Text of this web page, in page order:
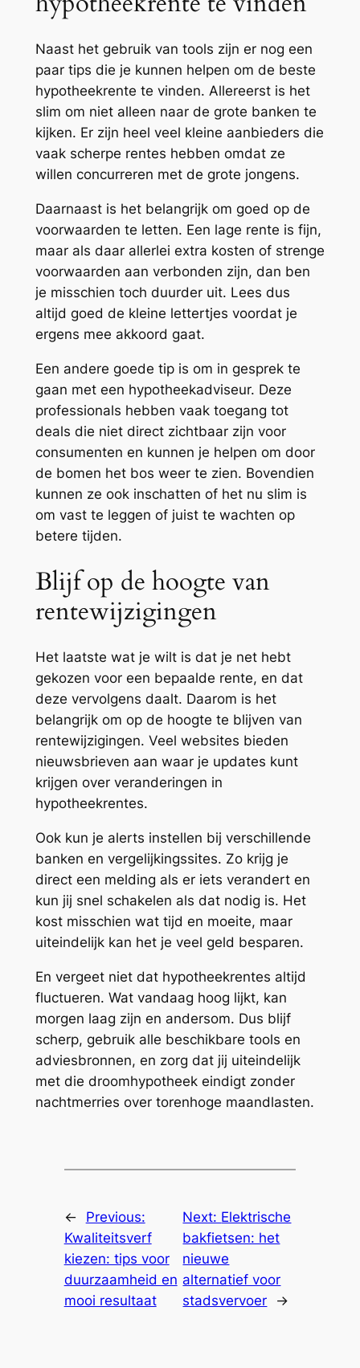
Naast het gebruik van tools zijn er nog een
paar tips die je kunnen helpen om de beste
hypotheekrente te vinden. Allereerst is het
slim om niet alleen naar de grote banken te
kijken. Er zijn heel veel kleine aanbieders die
vaak scherpe rentes hebben omdat ze
willen concurreren met de grote jongens.
Daarnaast is het belangrijk om goed op de
voorwaarden te letten. Een lage rente is fijn,
maar als daar allerlei extra kosten of strenge
voorwaarden aan verbonden zijn, dan ben
je misschien toch duurder uit. Lees dus
altijd goed de kleine lettertjes voordat je
ergens mee akkoord gaat.
Een andere goede tip is om in gesprek te
gaan met een hypotheekadviseur. Deze
professionals hebben vaak toegang tot
deals die niet direct zichtbaar zijn voor
consumenten en kunnen je helpen om door
de bomen het bos weer te zien. Bovendien
kunnen ze ook inschatten of het nu slim is
om vast te leggen of juist te wachten op
betere tijden.
Blijf op de hoogte van
rentewijzigingen
Het laatste wat je wilt is dat je net hebt
gekozen voor een bepaalde rente, en dat
deze vervolgens daalt. Daarom is het
belangrijk om op de hoogte te blijven van
rentewijzigingen. Veel websites bieden
nieuwsbrieven aan waar je updates kunt
krijgen over veranderingen in
hypotheekrentes.
Ook kun je alerts instellen bij verschillende
banken en vergelijkingssites. Zo krijg je
direct een melding als er iets verandert en
kun jij snel schakelen als dat nodig is. Het
kost misschien wat tijd en moeite, maar
uiteindelijk kan het je veel geld besparen.
En vergeet niet dat hypotheekrentes altijd
fluctueren. Wat vandaag hoog lijkt, kan
morgen laag zijn en andersom. Dus blijf
scherp, gebruik alle beschikbare tools en
adviesbronnen, en zorg dat jij uiteindelijk
met die droomhypotheek eindigt zonder
nachtmerries over torenhoge maandlasten.
←
Previous:
Kwaliteitsverf
kiezen: tips voor
duurzaamheid en
mooi resultaat
Next: Elektrische
bakfietsen: het
nieuwe
alternatief voor
stadsvervoer
→